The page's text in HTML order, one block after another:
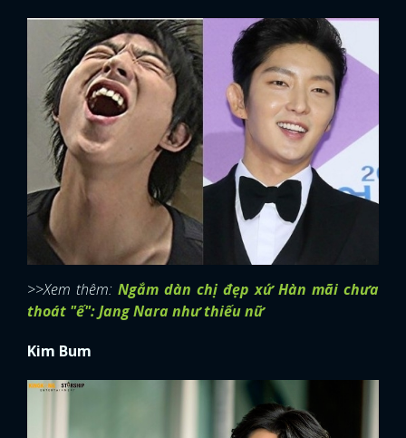
>>Xem thêm: Ngắm dàn chị đẹp xứ Hàn mãi chưa
thoát "ế": Jang Nara như thiếu nữ
Kim Bum